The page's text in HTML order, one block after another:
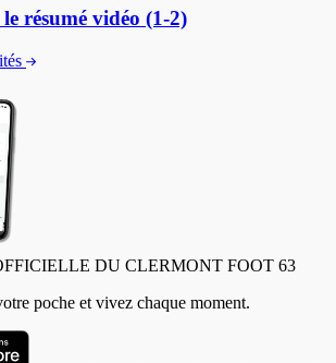
résumé vidéo (1-2)
DU CLERMONT FOOT 63
poche et vivez chaque moment.